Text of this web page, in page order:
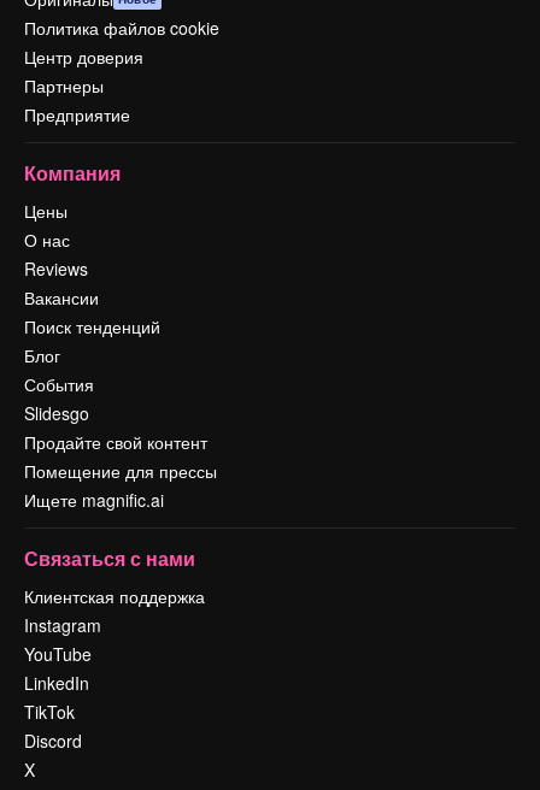
Политика файлов cookie
Центр доверия
Партнеры
Предприятие
Компания
Цены
О нас
Reviews
Вакансии
Поиск тенденций
Блог
События
Slidesgo
Продайте свой контент
Помещение для прессы
Ищете magnific.ai
Связаться с нами
Клиентская поддержка
Instagram
YouTube
LinkedIn
TikTok
Discord
X